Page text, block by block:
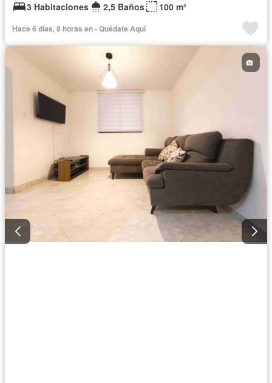
3 Habitaciones
2,5 Baños 100 m²
Hace 6 días, 8 horas en - Quédate Aquí